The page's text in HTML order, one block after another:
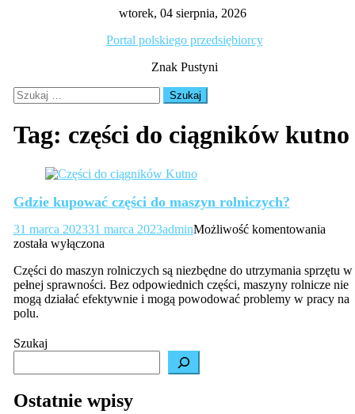
wtorek, 04 sierpnia, 2026
Portal polskiego przedsiębiorcy
Znak Pustyni
Szukaj:
Tag: części do ciągników kutno
Gdzie kupować części do maszyn rolniczych?
31 marca 202331 marca 2023adminMożliwość komentowaniaGdzie
do
została wyłączona
Części do maszyn rolniczych są niezbędne do utrzymania sprzętu w
pełnej sprawności. Bez odpowiednich części, maszyny rolnicze nie
mogą działać efektywnie i mogą powodować problemy w pracy na
polu.
Szukaj
Ostatnie wpisy